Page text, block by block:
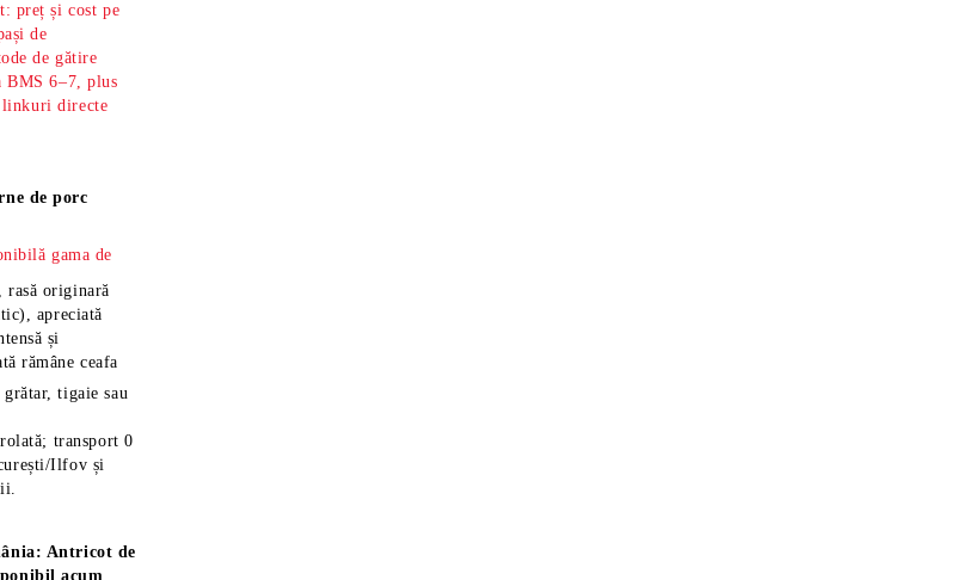
preț și cost pe
de
de gătire
BMS 6–7, plus
linkuri directe
de porc
gama de
, rasă originară
apreciată
și
rămâneceafa
tigaie sau
transport 0
Ilfov și
Antricot de
acum